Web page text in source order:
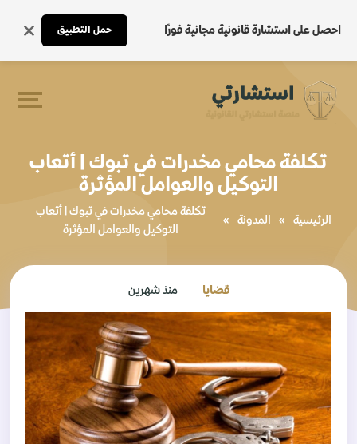
احصل على استشارة قانونية مجانية فورًا حمل التطبيق
تكلفة محامي مخدرات في تبوك | أتعاب
التوكيل والعوامل المؤثرة
الرئيسية » المدونة »
تكلفة محامي مخدرات في تبوك | أتعاب
التوكيل والعوامل المؤثرة
قضايا منذ شهرين